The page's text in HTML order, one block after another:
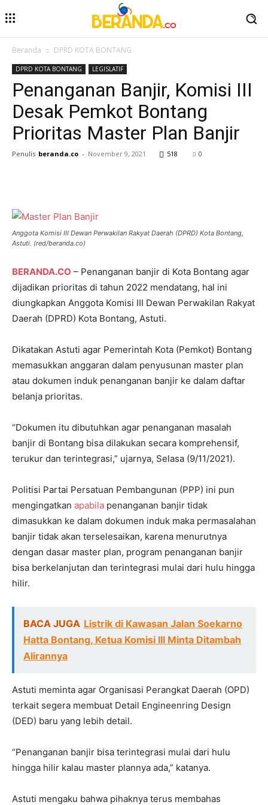
Beranda DPRD KOTA BONTANG
DPRD KOTA BONTANG LEGISLATIF
Penanganan Banjir, Komisi III
Desak Pemkot Bontang
Prioritas Master Plan Banjir
Penulis beranda.co - November 9, 2021 518 0
Anggota Komisi III Dewan Perwakilan Rakyat Daerah (DPRD) Kota Bontang,
Astuti. (red/beranda.co)
BERANDA.CO – Penanganan banjir di Kota Bontang agar
dijadikan prioritas di tahun 2022 mendatang, hal ini
diungkapkan Anggota Komisi III Dewan Perwakilan Rakyat
Daerah (DPRD) Kota Bontang, Astuti.
Dikatakan Astuti agar Pemerintah Kota (Pemkot) Bontang
memasukkan anggaran dalam penyusunan master plan
atau dokumen induk penanganan banjir ke dalam daftar
belanja prioritas.
“Dokumen itu dibutuhkan agar penanganan masalah
banjir di Bontang bisa dilakukan secara komprehensif,
terukur dan terintegrasi,” ujarnya, Selasa (9/11/2021).
Politisi Partai Persatuan Pembangunan (PPP) ini pun
mengingatkan apabila penanganan banjir tidak
dimasukkan ke dalam dokumen induk maka permasalahan
banjir tidak akan terselesaikan, karena menurutnya
dengan dasar master plan, program penanganan banjir
bisa berkelanjutan dan terintegrasi mulai dari hulu hingga
hilir.
BACA JUGA Listrik di Kawasan Jalan Soekarno
Hatta Bontang, Ketua Komisi III Minta Ditambah
Alirannya
Astuti meminta agar Organisasi Perangkat Daerah (OPD)
terkait segera membuat Detail Engineenring Design
(DED) baru yang lebih detail.
“Penanganan banjir bisa terintegrasi mulai dari hulu
hingga hilir kalau master plannya ada,” katanya.
Astuti mengaku bahwa pihaknya terus membahas